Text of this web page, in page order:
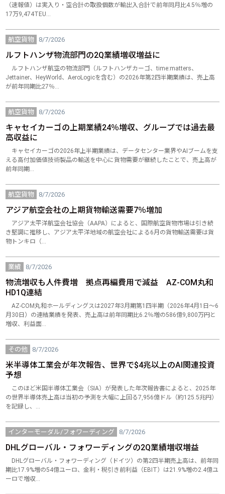
（速報値）は実入り・空合計の取扱個数が輸出入合計で前年同月比4.5％増の
17万9,474TEU…
航空貨物 8/7/2026
ルフトハンザ物流部門の2Q業績増収増益に
ルフトハンザ航空の物流部門（ルフトハンザカーゴ、time:matters、
Jettainer、HeyWorld、AeroLogicを含む）の2026年第2四半期業績は、売上高
が前年同期比27％…
航空貨物 8/7/2026
キャセイカーゴの上期業績24％増収、グループでは過去最
高収益に
キャセイカーゴの2026年上半期業績は、データセンター業界やAIブームを支
える高付加価値技術製品の輸送を中心に貨物需要が継続したことで、売上高が
前年同期…
航空貨物 8/7/2026
アジア航空会社の上期貨物輸送需要7％増加
アジア太平洋航空会社協会（AAPA）によると、国際航空貨物市場は引き続
き堅調に推移し、アジア太平洋地域の航空会社による6月の貨物輸送需要は貨
物トンキロ（…
業績 8/7/2026
物流増収も人件費増 拠点再編費用で減益 AZ-COM丸和
HD1Q連結
AZ-COM丸和ホールディングスは2027年3月期第1四半期（2026年4月1日～6
月30日）の連結業績を発表、売上高は前年同期比6.2％増の586億9,800万円と
増収、利益面…
その他 8/7/2026
米半導体工業会が年次報告、世界で$4兆以上のAI関連投資
予想
このほど米国半導体工業会（SIA）が発表した年次報告書によると、2025年
の世界半導体売上高は当初の予測を大幅に上回る7,956億ドル（約125.5兆円）
を記録し、…
インターモーダル/フォワーディング 8/7/2026
DHLグローバル・フォワーディングの2Q業績増収増益
DHLグローバル・フォワーディング（ドイツ）の第2四半期売上高は、前年同
期比17.9%増の54億ユーロ、金利・税引き前利益（EBIT）は21.9%増の2.4億ユ
ーロで増収…